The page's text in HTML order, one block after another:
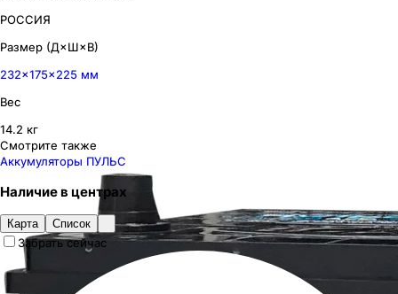
РОССИЯ
Размер (Д×Ш×В)
232×175×225 мм
Вес
14.2 кг
Смотрите также
Аккумуляторы ПУЛЬС
Наличиев центрах
Карта Список
Забрать сейчас